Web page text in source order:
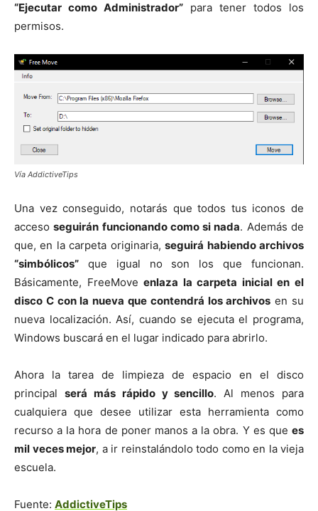
“Ejecutar como Administrador” para tener todos los
permisos.
Vía AddictiveTips
Una vez conseguido, notarás que todos tus iconos de
accesoseguirán funcionando como si nada. Además de
que, en la carpeta originaria,seguirá habiendo archivos
“simbólicos” que igual no son los que funcionan.
Básicamente, FreeMoveenlaza la carpeta inicial en el
disco C con la nueva que contendrá los archivos en su
nueva localización. Así, cuando se ejecuta el programa,
Windows buscará en el lugar indicado para abrirlo.
Ahora la tarea de limpieza de espacio en el disco
principal será más rápido y sencillo. Al menos para
cualquiera que desee utilizar esta herramienta como
recurso a la hora de poner manos a la obra. Y es que es
mil veces mejor, a ir reinstalándolo todo como en la vieja
escuela.
Fuente: AddictiveTips